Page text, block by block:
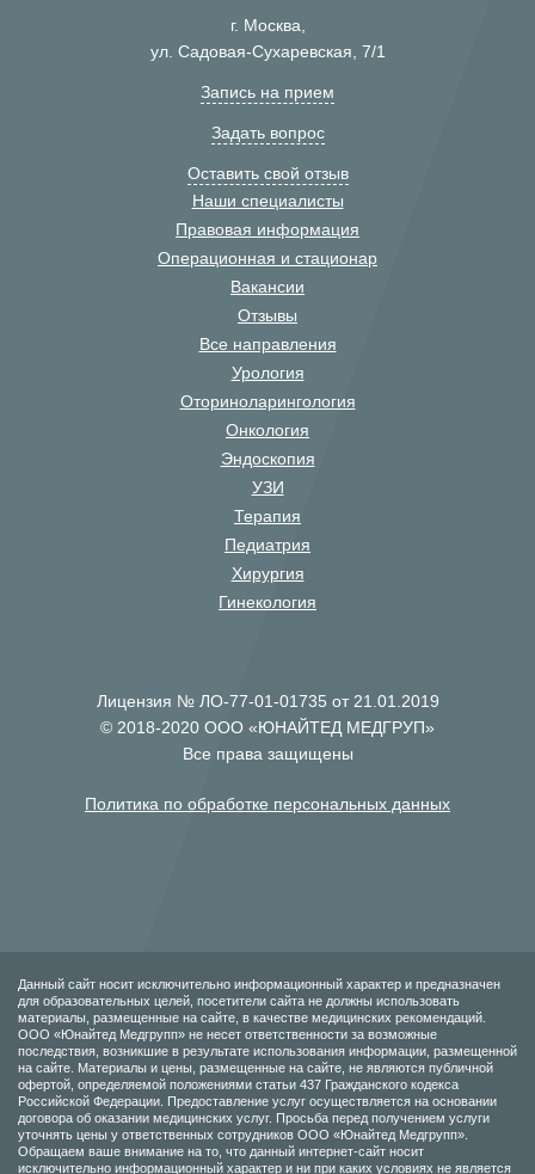
г. Москва,
ул. Садовая-Сухаревская, 7/1
Запись на прием
Задать вопрос
Оставить свой отзыв
Наши специалисты
Правовая информация
Операционная и стационар
Вакансии
Отзывы
Все направления
Урология
Оториноларингология
Онкология
Эндоскопия
УЗИ
Терапия
Педиатрия
Хирургия
Гинекология
Лицензия № ЛО-77-01-01735 от 21.01.2019
© 2018-2020 ООО «ЮНАЙТЕД МЕДГРУП»
Все права защищены
Политика по обработке персональных данных
Данный сайт носит исключительно информационный характер и предназначен
для образовательных целей, посетители сайта не должны использовать
материалы, размещенные на сайте, в качестве медицинских рекомендаций.
ООО «Юнайтед Медгрупп» не несет ответственности за возможные
последствия, возникшие в результате использования информации, размещенной
на сайте. Материалы и цены, размещенные на сайте, не являются публичной
офертой, определяемой положениями статьи 437 Гражданского кодекса
Российской Федерации. Предоставление услуг осуществляется на основании
договора об оказании медицинских услуг. Просьба перед получением услуги
уточнять цены у ответственных сотрудников ООО «Юнайтед Медгрупп».
Обращаем ваше внимание на то, что данный интернет-сайт носит
исключительно информационный характер и ни при каких условиях не является